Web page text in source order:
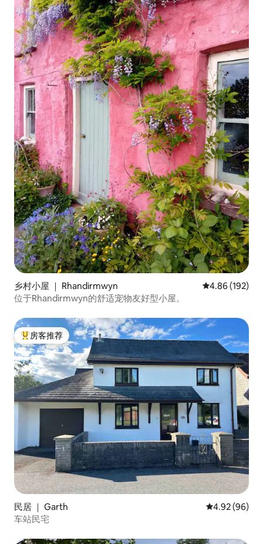
乡村小屋 ｜ Rhandirmwyn 平均评分 4.86
4.86 (192)
位于Rhandirmwyn的舒适宠物友好型小屋。
热门「房客推荐」
房客推荐
民居 ｜ Garth 平均评分 4.92
4.92 (96)
车站民宅